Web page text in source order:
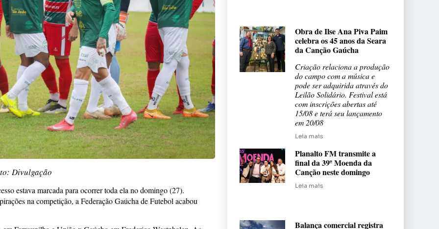
Divulgação
estava marcada para ocorrer toda ela no domingo (27).
na competição, a Federação Gaúcha de Futebol acabou
Obra de Ilse Ana Piva Paim
celebra os 45 anos da Seara
da Canção Gaúcha
Criação relaciona a produção
do campo com a música e
pode ser adquirida através do
Leilão Solidário. Festival está
com inscrições abertas até
15/08 e terá seu lançamento
em 20/08
Leia mais
Planalto FM transmite a
final da 39ª Moenda da
Canção neste domingo
Leia mais
Balança comercial registra